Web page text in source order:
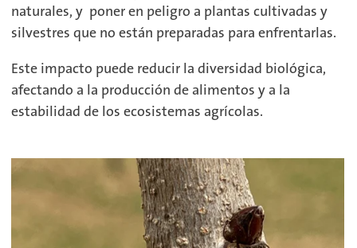
naturales, y poner en peligro a plantas cultivadas y
silvestres que no están preparadas para enfrentarlas.
Este impacto puede reducir la diversidad biológica,
afectando a la producción de alimentos y a la
estabilidad de los ecosistemas agrícolas.